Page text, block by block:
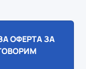
ОФЕРТА ЗА